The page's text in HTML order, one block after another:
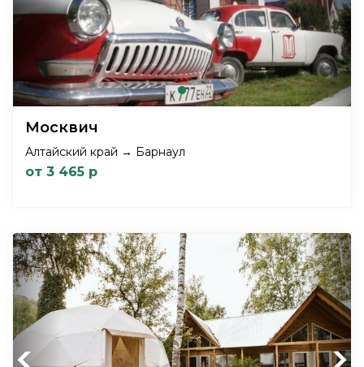
Москвич
Алтайский край → Барнаул
от 3 465 р
Previous Next